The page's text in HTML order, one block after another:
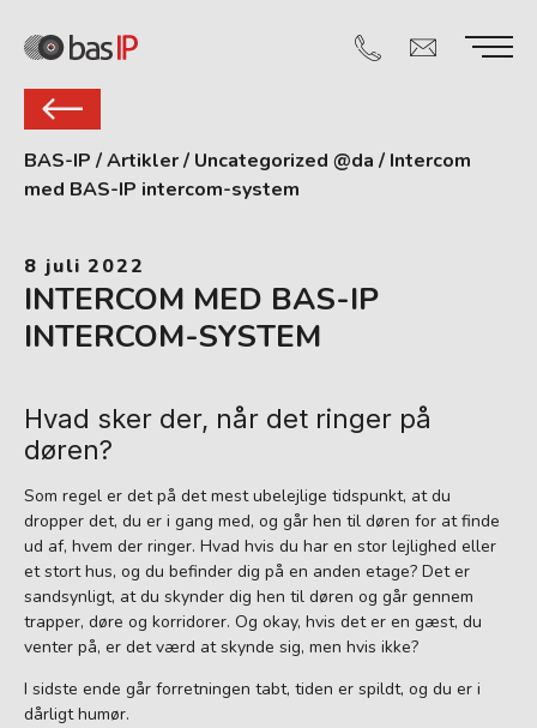
BAS-IP /Artikler/ Uncategorized @da / Intercom
med BAS-IP intercom-system
8 juli 2022
INTERCOM MED BAS-IP
INTERCOM-SYSTEM
Hvad sker der, når det ringer på
døren?
Som regel er det på det mest ubelejlige tidspunkt, at du
dropper det, du er i gang med, og går hen til døren for at finde
ud af, hvem der ringer. Hvad hvis du har en stor lejlighed eller
et stort hus, og du befinder dig på en anden etage? Det er
sandsynligt, at du skynder dig hen til døren og går gennem
trapper, døre og korridorer. Og okay, hvis det er en gæst, du
venter på, er det værd at skynde sig, men hvis ikke?
I sidste ende går forretningen tabt, tiden er spildt, og du er i
dårligt humør.